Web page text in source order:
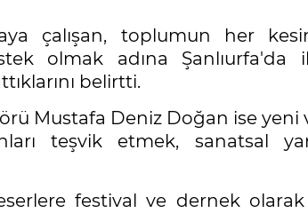
çalışan, toplumun her
olmak adına Şanlıurfa'da
belirtti.
Mustafa Deniz Doğan ise yeni
teşvik etmek, sanatsal
festival ve dernek